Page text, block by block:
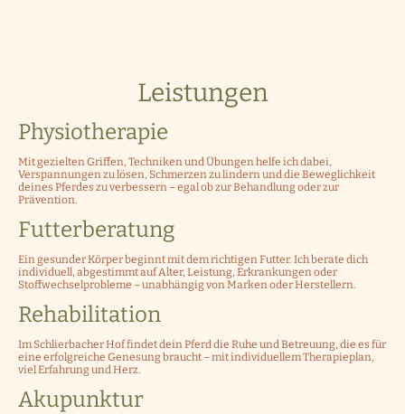
Leistungen
Physiotherapie
Mit gezielten Griffen, Techniken und Übungen helfe ich dabei,
Verspannungen zu lösen, Schmerzen zu lindern und die Beweglichkeit
deines Pferdes zu verbessern – egal ob zur Behandlung oder zur
Prävention.
Futterberatung
Rehabilitation
Ein gesunder Körper beginnt mit dem richtigen Futter. Ich berate dich
individuell, abgestimmt auf Alter, Leistung, Erkrankungen oder
Stoffwechselprobleme – unabhängig von Marken oder Herstellern.
Im Schlierbacher Hof findet dein Pferd die Ruhe und Betreuung, die es für
eine erfolgreiche Genesung braucht – mit individuellem Therapieplan,
viel Erfahrung und Herz.
Akupunktur